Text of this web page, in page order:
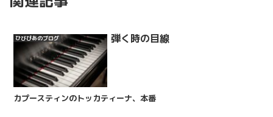
ひびぴあのブログ 弾く時の目線
カプースティンのトッカティーナ、本番